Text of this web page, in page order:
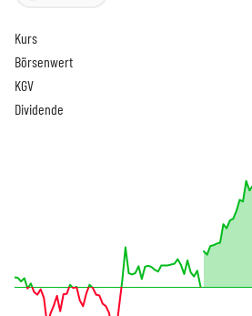
Kurs
Börsenwert
KGV
Dividende